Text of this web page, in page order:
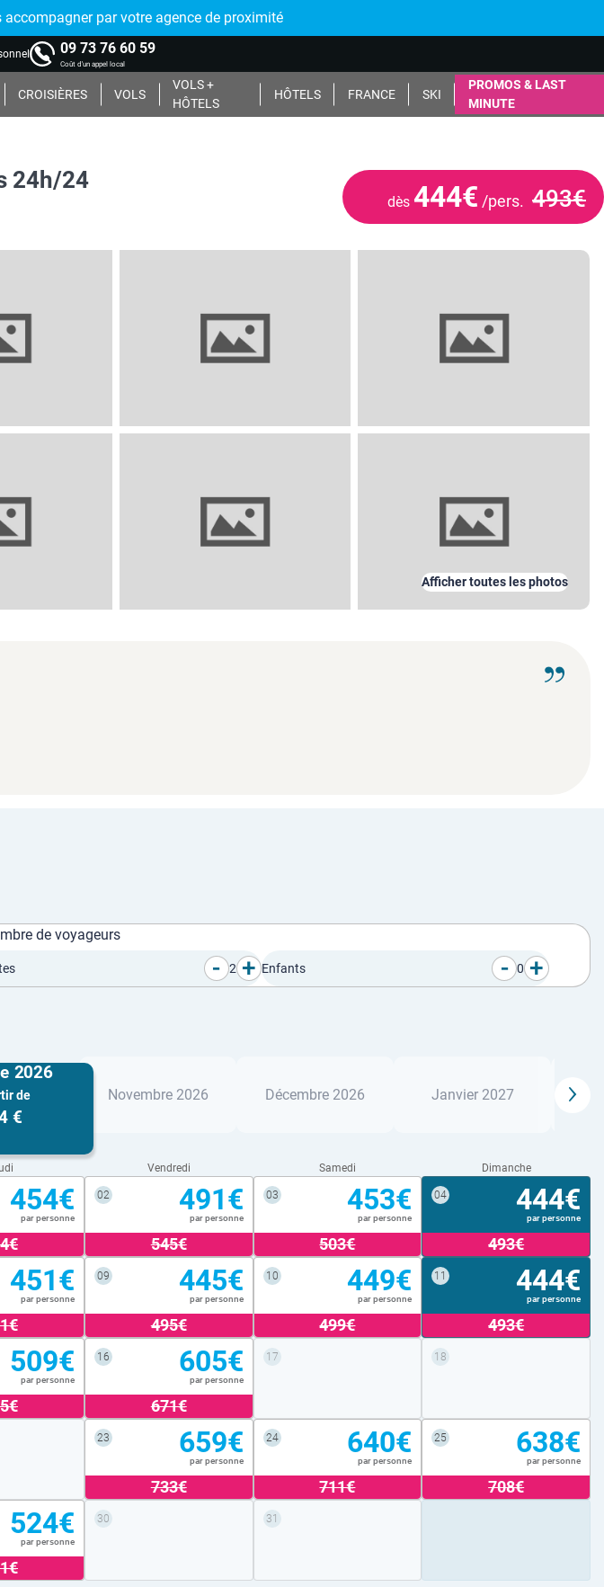
accompagner par votre agence de proximité
09 73 76 60 59
Coût d'un appel local
CROISIÈRES VOLS
VOLS +
HÔTELS
HÔTELS FRANCE SKI
PROMOS & LAST
MINUTE
dès 444€ /pers. 493€
24h/24
Afficher toutes les photos
de voyageurs
- 2 + Enfants - 0 +
2026
de
€
Novembre 2026 Décembre 2026 Janvier 2027
Vendredi Samedi Dimanche
454€
par personne
02 491€
par personne
545€
03 453€
par personne
503€
04 444€
par personne
493€
451€
par personne
09 445€
par personne
495€
10 449€
par personne
499€
11 444€
par personne
493€
509€
par personne
16 605€
par personne
671€
17 18
23 659€
par personne
733€
24 640€
par personne
711€
25 638€
par personne
708€
524€
par personne
30 31